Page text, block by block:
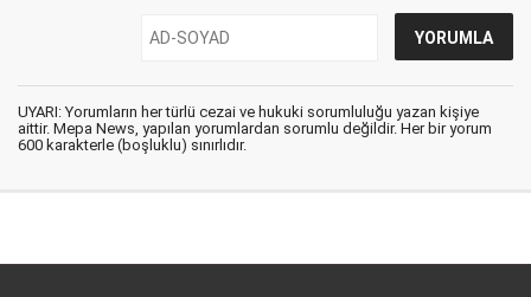
UYARI: Yorumların her türlü cezai ve hukuki sorumluluğu yazan kişiye
aittir. Mepa News, yapılan yorumlardan sorumlu değildir. Her bir yorum
600 karakterle (boşluklu) sınırlıdır.